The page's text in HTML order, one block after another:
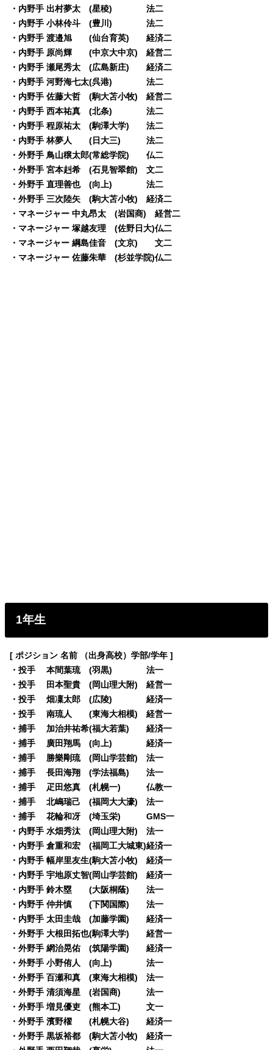
・内野手 出村夢太 (星稜) 法二
・内野手 小林伶斗 (豊川) 法二
・内野手 渡邉旭 (仙台育英) 経済二
・内野手 原尚輝 (中京大中京) 経営二
・内野手 瀬尾秀太 (広島新庄) 経済二
・内野手 河野海七太(呉港) 法二
・内野手 佐藤大哲 (駒大苫小牧) 経営二
・内野手 西本祐真 (北条) 法二
・内野手 程原祐太 (駒澤大学) 法二
・内野手 林夢人 (日大三) 法二
・外野手 鳥山穣太郎(常総学院) 仏二
・外野手 宮本赳希 (石見智翠館) 文二
・外野手 直理善也 (向上) 法二
・外野手 三次陸矢 (駒大苫小牧) 経済二
・マネージャー 中丸昂太 (岩国商) 経営二
・マネージャー 塚越友理 (佐野日大)仏二
・マネージャー 綱島佳音 (文京) 文二
・マネージャー 佐藤朱華 (杉並学院)仏二
1年生
[ ポジション 名前 （出身高校）学部/学年 ]
・投手 本間葉琉 (羽黒) 法一
・投手 田本聖貴 (岡山理大附) 経営一
・投手 畑凜太郎 (広陵) 経済一
・投手 南琉人 (東海大相模) 経営一
・捕手 加治井祐希(福大若葉) 経済一
・捕手 廣田翔馬 (向上) 経済一
・捕手 勝樂剛琉 (岡山学芸館) 法一
・捕手 長田海翔 (学法福島) 法一
・捕手 疋田悠真 (札幌一) 仏教一
・捕手 北嶋瑞己 (福岡大大濠) 法一
・捕手 花輪和冴 (埼玉栄) GMS一
・内野手 水畑秀汰 (岡山理大附) 法一
・内野手 倉重和宏 (福岡工大城東)経済一
・内野手 幅岸里友生(駒大苫小牧) 経済一
・内野手 宇地原丈智(岡山学芸館) 経済一
・内野手 鈴木塁 (大阪桐蔭) 法一
・内野手 仲井慎 (下関国際) 法一
・内野手 太田圭哉 (加藤学園) 経済一
・外野手 大根田拓也(駒澤大学) 経営一
・外野手 網治晃佑 (筑陽学園) 経済一
・外野手 小野侑人 (向上) 法一
・外野手 百瀬和真 (東海大相模) 法一
・外野手 清須海星 (岩国商) 法一
・外野手 増見優吏 (熊本工) 文一
・外野手 濱野櫂 (札幌大谷) 経済一
・外野手 黒坂裕都 (駒大苫小牧) 経済一